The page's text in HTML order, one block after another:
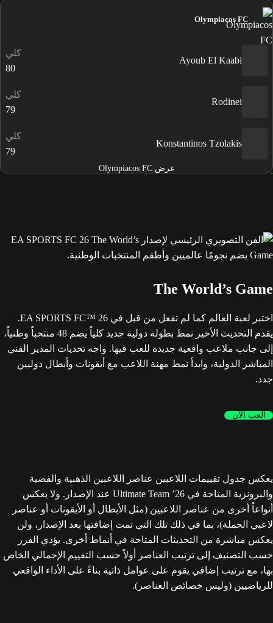
Olympiacos FC
Ayoub El Kaabi
كلي
80
Rodinei
كلي
79
Konstantinos Tzolakis
كلي
79
عرض Olympiacos FC
The World’s Game
اختبر لعبة العالم كما لم تفعل من قبل في EA SPORTS FC™ 26.
يقدم التحديث الأخير نمط بطولة دولية جديد كلياً يضم 48 منتخباً وطنياً،
إلى جانب ملاعب واقعية جديدة للعب فيها. واجه تحديات المدير الفني
المباشر الدولية، وابدأ نمط مهنة اللاعب مع أيقونات وأبطال دوليين
جدد.
العب الآن
يعكس جدول تقييمات اللاعبين عناصر اللاعبين الذهبية والفضية
والبرونزية المتاحة في Ultimate Team ’26 عند الإصدار. ولا يعكس
أنواعاً أخرى من عناصر اللاعبين (مثل الأبطال أو الأيقونات أو عناصر
لاعبي الحملة)، بما في ذلك تلك التي تمت إضافتها بعد الإصدار، ولن
يعكس مباشرة من التحديثات المتاحة في أنماط أخرى. يؤدي الفرز
حسب التصنيف إلى ترتيب العناصر أولاً حسب التقييم الإجمالي الخاص
بها، مع ترتيب إضافي يقوم على عوامل ذاتية بناءً على الأداء الواقعي
للرياضيين (وليس خصائص العناصر).